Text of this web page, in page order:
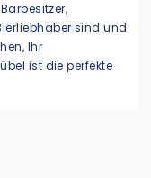
sind und
Ihr
ist die perfekte